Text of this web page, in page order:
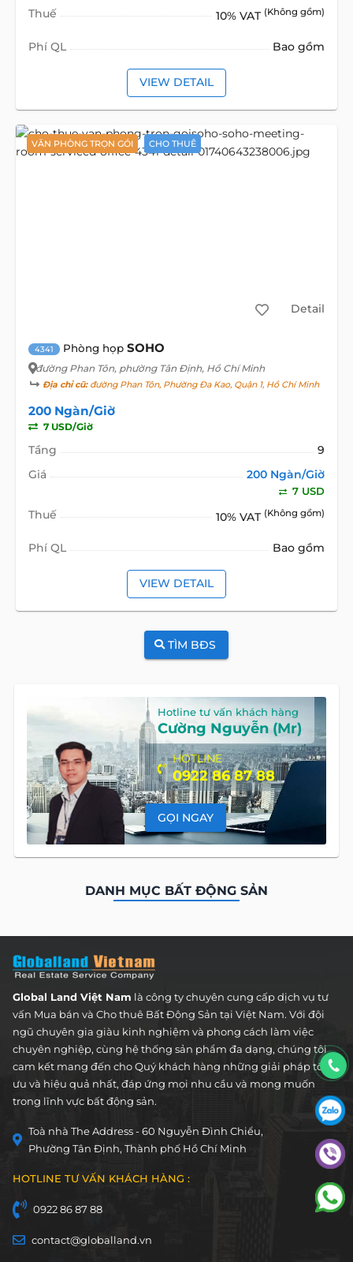
Thuế 10% VAT (Không gồm)
Phí QL Bao gồm
VIEW DETAIL
VĂN PHÒNG TRỌN GÓI CHO THUÊ
Detail
4341 Phòng họp SOHO
đường Phan Tôn, phường Tân Định, Hồ Chí Minh
Địa chỉ cũ:đường Phan Tôn, Phường Đa Kao, Quận 1, Hồ Chí Minh
200 Ngàn/Giờ
7 USD/Giờ
Tầng
9
Giá
200 Ngàn/Giờ
7 USD
Thuế 10% VAT (Không gồm)
Phí QL Bao gồm
VIEW DETAIL
TÌM BĐS
Hotline tư vấn khách hàng
Cường Nguyễn (Mr)
HOTLINE
0922 86 87 88
GỌI NGAY
DANH MỤC BẤT ĐỘNG SẢN
Global Land Việt Nam là công ty chuyên cung cấp dịch vụ tư
vấn Mua bán và Cho thuê Bất Động Sản tại Việt Nam. Với đội
ngũ chuyên gia giàu kinh nghiệm và phong cách làm việc
chuyên nghiệp, cùng hệ thống sản phẩm đa dạng, chúng tôi
cam kết mang đến cho Quý khách hàng những giải pháp tối
ưu và hiệu quả nhất, đáp ứng mọi nhu cầu và mong muốn
trong lĩnh vực bất động sản.
Toà nhà The Address - 60 Nguyễn Đình Chiểu,
Phường Tân Định, Thành phố Hồ Chí Minh
HOTLINE TƯ VẤN KHÁCH HÀNG :
0922 86 87 88
contact@globalland.vn